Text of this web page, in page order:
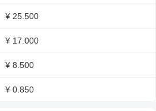
¥ 25.500
¥ 17.000
¥ 8.500
¥ 0.850